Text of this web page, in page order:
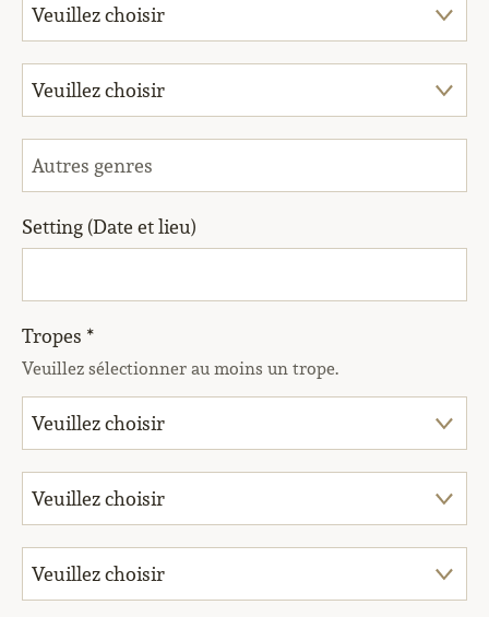
Setting (Date et lieu)
Tropes *
Veuillez sélectionner au moins un trope.